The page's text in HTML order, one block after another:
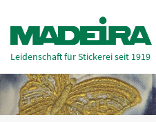
Leidenschaft für Stickerei seit 1919